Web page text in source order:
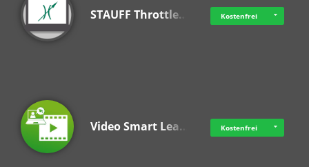
STAUFF Throttle… Kostenfrei
Video Smart Lea… Kostenfrei